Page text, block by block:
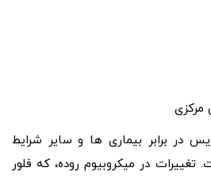
مرکزی
در برابر بیماری ها و سایر شرایط
در میکروبیوم روده، که فلور